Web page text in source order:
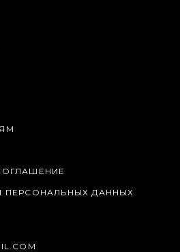
ПЕРСОНАЛЬНЫХ ДАННЫХ